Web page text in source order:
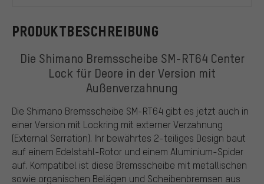
PRODUKTBESCHREIBUNG
Die Shimano Bremsscheibe SM-RT64 Center
Lock für Deore in der Version mit
Außenverzahnung
Die Shimano Bremsscheibe SM-RT64 gibt es jetzt auch in
einer Version mit Lockring mit externer Verzahnung
(External Serration). Ihr bewährtes 2-teiliges Design baut
auf einem Edelstahl-Rotor und einem Aluminium-Spider
auf. Kompatibel ist diese Bremsscheibe mit metallischen
sowie organischen Belägen und Scheibenbremsen aus